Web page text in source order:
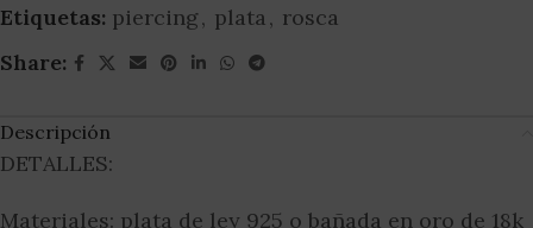
Etiquetas: piercing, plata, rosca
Share:
Descripción
DETALLES:
Materiales: plata de ley 925 o bañada en oro de 18k